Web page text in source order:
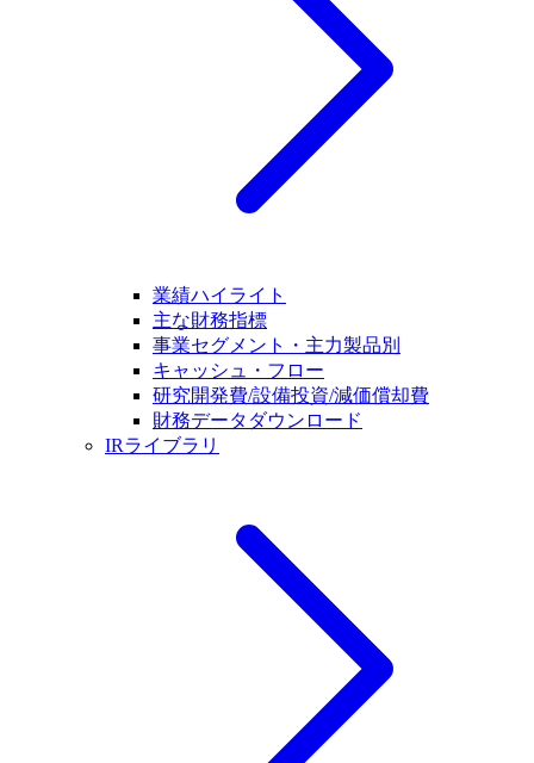
業績ハイライト
主な財務指標
事業セグメント・主力製品別
キャッシュ・フロー
研究開発費/設備投資/減価償却費
財務データダウンロード
IRライブラリ